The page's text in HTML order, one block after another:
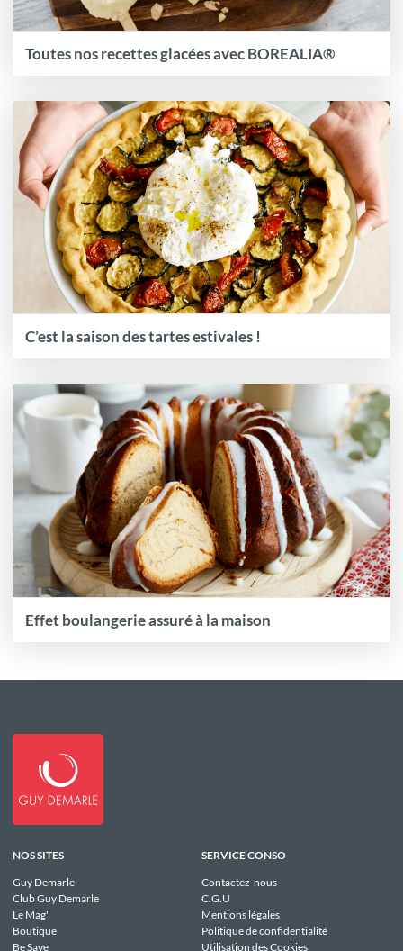
Toutes nos recettes glacées avec BOREALIA®
C’est la saison des tartes estivales !
Effet boulangerie assuré à la maison
NOS SITES
Guy Demarle
Club Guy Demarle
Le Mag'
Boutique
Be Save
SERVICE CONSO
Contactez-nous
C.G.U
Mentions légales
Politique de confidentialité
Utilisation des Cookies